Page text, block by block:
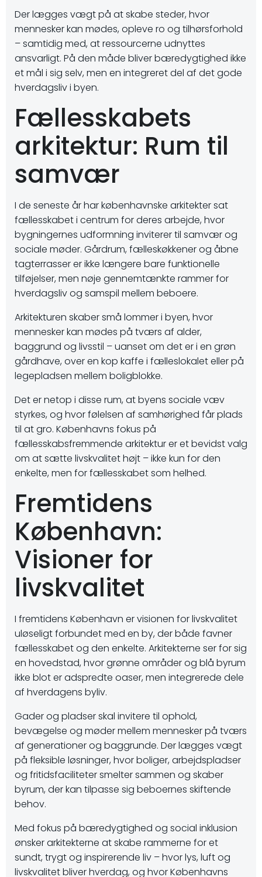
Der lægges vægt på at skabe steder, hvor
mennesker kan mødes, opleve ro og tilhørsforhold
– samtidig med, at ressourcerne udnyttes
ansvarligt. På den måde bliver bæredygtighed ikke
et mål i sig selv, men en integreret del af det gode
hverdagsliv i byen.
Fællesskabets
arkitektur: Rum til
samvær
I de seneste år har københavnske arkitekter sat
fællesskabet i centrum for deres arbejde, hvor
bygningernes udformning inviterer til samvær og
sociale møder. Gårdrum, fælleskøkkener og åbne
tagterrasser er ikke længere bare funktionelle
tilføjelser, men nøje gennemtænkte rammer for
hverdagsliv og samspil mellem beboere.
Arkitekturen skaber små lommer i byen, hvor
mennesker kan mødes på tværs af alder,
baggrund og livsstil – uanset om det er i en grøn
gårdhave, over en kop kaffe i fælleslokalet eller på
legepladsen mellem boligblokke.
Det er netop i disse rum, at byens sociale væv
styrkes, og hvor følelsen af samhørighed får plads
til at gro. Københavns fokus på
fællesskabsfremmende arkitektur er et bevidst valg
om at sætte livskvalitet højt – ikke kun for den
enkelte, men for fællesskabet som helhed.
Fremtidens
København:
Visioner for
livskvalitet
I fremtidens København er visionen for livskvalitet
uløseligt forbundet med en by, der både favner
fællesskabet og den enkelte. Arkitekterne ser for sig
en hovedstad, hvor grønne områder og blå byrum
ikke blot er adspredte oaser, men integrerede dele
af hverdagens byliv.
Gader og pladser skal invitere til ophold,
bevægelse og møder mellem mennesker på tværs
af generationer og baggrunde. Der lægges vægt
på fleksible løsninger, hvor boliger, arbejdspladser
og fritidsfaciliteter smelter sammen og skaber
byrum, der kan tilpasse sig beboernes skiftende
behov.
Med fokus på bæredygtighed og social inklusion
ønsker arkitekterne at skabe rammerne for et
sundt, trygt og inspirerende liv – hvor lys, luft og
livskvalitet bliver hverdag, og hvor Københavns